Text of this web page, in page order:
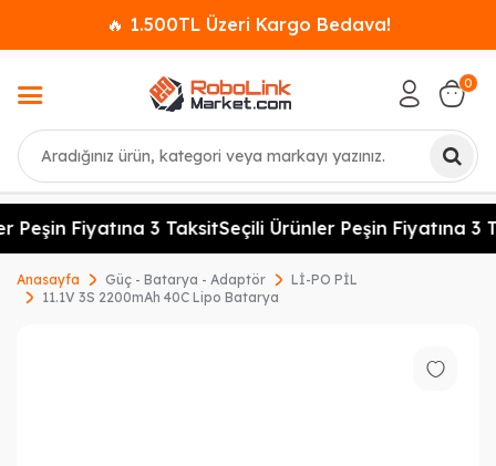
🔥 1.500TL Üzeri Kargo Bedava!
Ara
0
Peşin Fiyatına 3 TaksitSeçili Ürünler Peşin Fiyatına 3
Anasayfa Güç - Batarya - Adaptör
Lİ-PO PİL
11.1V 3S 2200mAh 40C Lipo Batarya